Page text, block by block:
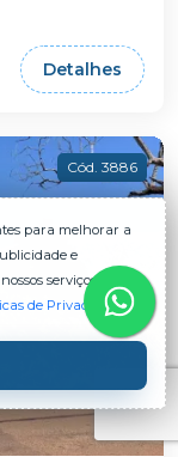
Detalhes
Cód. 3886
para melhorar a
e
serviços, você
de Privacidade.